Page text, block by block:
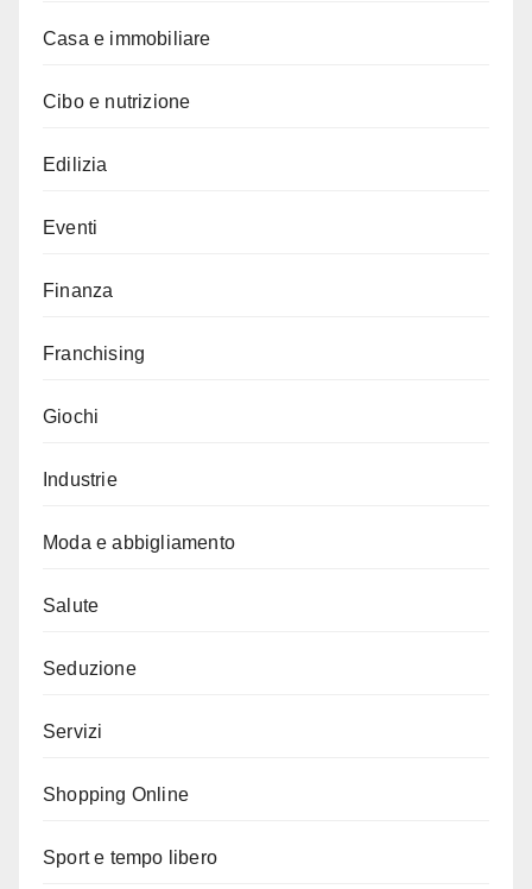
Casa e immobiliare
Cibo e nutrizione
Edilizia
Eventi
Finanza
Franchising
Giochi
Industrie
Moda e abbigliamento
Salute
Seduzione
Servizi
Shopping Online
Sport e tempo libero